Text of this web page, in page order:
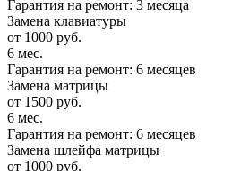
Гарантия на ремонт: 3 месяца
Замена клавиатуры
от 1000 руб.
6 мес.
Гарантия на ремонт: 6 месяцев
Замена матрицы
от 1500 руб.
6 мес.
Гарантия на ремонт: 6 месяцев
Замена шлейфа матрицы
от 1000 руб.